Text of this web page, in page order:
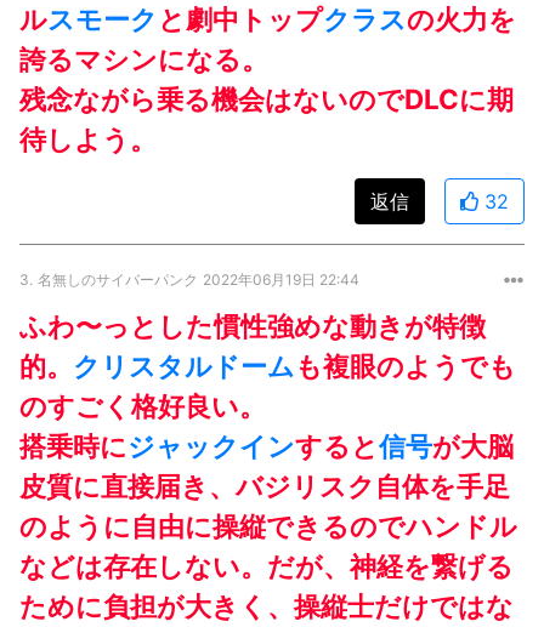
ルスモーク と劇中トップクラスの火力を
誇るマシンになる。
残念ながら乗る機会はないのでDLCに期
待しよう。
返信 32
3. 名無しのサイバーパンク 2022年06月19日 22:44
ふわ〜っとした慣性強めな動きが特徴
的。 クリスタルドーム も複眼のようでも
のすごく格好良い。
搭乗時にジャックインすると信号が大脳
皮質に直接届き、バジリスク自体を手足
のように自由に操縦できるのでハンドル
などは存在しない。だが、神経を繋げる
ために負担が大きく、操縦士だけではな